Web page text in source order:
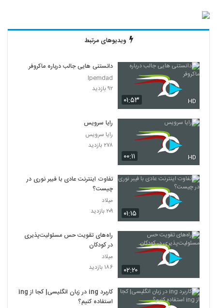
ویدیوهای مرتبط
۰۱:۵۳ HD
دانستنی هایی جالب درباره ماکروفر
Ipemdad
۹۲ بازدید
۰۰:۱۱ HD
رایا سرویس
رایا سرویس
۲۷۸ بازدید
۰۱:۱۵
تفاوت اینترنت عادی با فیبر نوری در
چیست؟
میلاد
۲۰۹ بازدید
۰۲:۲۰
راه‌های تقویت حس مسئولیت‌پذیری
در کودکان
میلاد
۱۸۶ بازدید
کاربرد ing در زبان انگلیسی| کجا از ing
استفاده کنیم؟